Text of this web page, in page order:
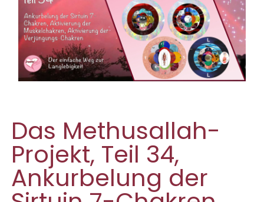
Das Methusallah-
Projekt, Teil 34,
Ankurbelung der